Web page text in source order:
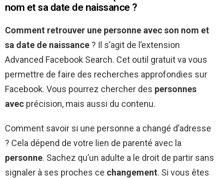
nom et sa date de naissance ?
Comment retrouver une personne avec son nom et
sa date de naissance ? Il s’agit de l’extension
Advanced Facebook Search. Cet outil gratuit va vous
permettre de faire des recherches approfondies sur
Facebook. Vous pourrez chercher des personnes
avec précision, mais aussi du contenu.
Comment savoir si une personne a changé d’adresse
? Cela dépend de votre lien de parenté avec la
personne. Sachez qu’un adulte a le droit de partir sans
signaler à ses proches ce changement. Si vous êtes